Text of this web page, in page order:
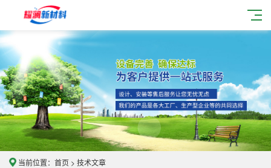
当前位置： 首页 > 技术文章